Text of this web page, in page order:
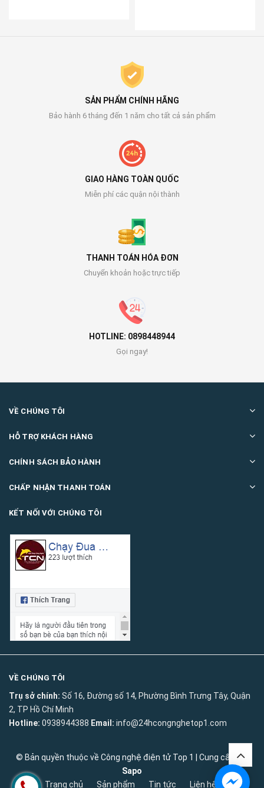
SẢN PHẨM CHÍNH HÃNG
Bảo hành 6 tháng đến 1 năm cho tất cả sản phẩm
GIAO HÀNG TOÀN QUỐC
Miễn phí các quận nội thành
THANH TOÁN HÓA ĐƠN
Chuyển khoản hoặc trực tiếp
HOTLINE: 0898448944
Gọi ngay!
VỀ CHÚNG TÔI
HỖ TRỢ KHÁCH HÀNG
CHÍNH SÁCH BẢO HÀNH
CHẤP NHẬN THANH TOÁN
KẾT NỐI VỚI CHÚNG TÔI
VỀ CHÚNG TÔI
Trụ sở chính: Số 16, Đường số 14, Phường Bình Trưng Tây, Quận
2, TP Hồ Chí Minh
Hotline: 0938944388 Email: info@24hcongnghetop1.com
© Bản quyền thuộc về Công nghệ điện tử Top 1
Cung cấp bởi
Sapo
Trang chủ
Sản phẩm Tin tức Liên hệ